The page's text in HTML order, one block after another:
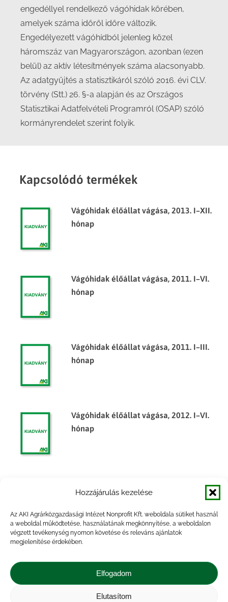
Hozzájárulás kezelése
Az AKI Agrárközgazdasági Intézet Nonprofit Kft. weboldala sütiket használ
a weboldal működtetése, használatának megkönnyítése, a weboldalon
végzett tevékenység nyomon követése és releváns ajánlatok
megjelenítése érdekében.
Elfogadom
Elutasítom
engedéllyel rendelkező vágóhidak körében,
amelyek száma időről időre változik.
Engedélyezett vágóhídból jelenleg közel
háromszáz van Magyarországon, azonban (ezen
belül) az aktív létesítmények száma alacsonyabb.
Az adatgyűjtés a statisztikáról szóló 2016. évi CLV.
törvény (Stt.) 26. §-a alapján és az Országos
Statisztikai Adatfelvételi Programról (OSAP) szóló
kormányrendelet szerint folyik.
Kapcsolódó termékek
Vágóhidak élőállat vágása, 2013. I–XII.
hónap
Vágóhidak élőállat vágása, 2011. I–VI.
hónap
Vágóhidak élőállat vágása, 2011. I–III.
hónap
Vágóhidak élőállat vágása, 2012. I–VI.
hónap
Vágóhidak élőállat vágása, 2012. I–III.
hónap
hónap